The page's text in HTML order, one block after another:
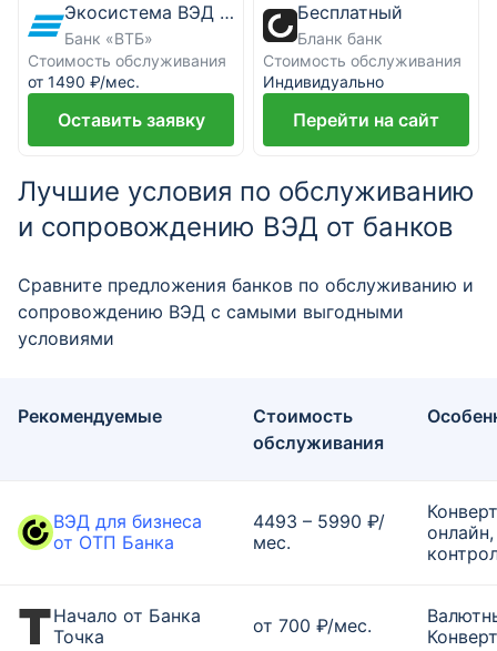
Экосистема ВЭД ВТБ
Банк «ВТБ»
Стоимость обслуживания
от 1490 ₽/мес.
Оставить заявку
Бесплатный
Бланк банк
Стоимость обслуживания
Индивидуально
Перейти на сайт
Лучшие условия по обслуживанию
и сопровождению ВЭД от банков
Сравните предложения банков по обслуживанию и
сопровождению ВЭД с самыми выгодными
условиями
Рекомендуемые
Стоимость
обслуживания
ВЭД для бизнеса
от ОТП Банка
4493 – 5990 ₽/
мес.
Начало от Банка
Точка
от 700 ₽/мес.